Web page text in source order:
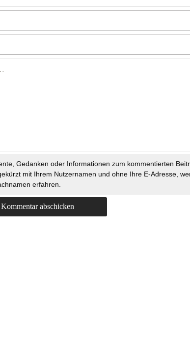
Gedanken oder Informationen zum kommentierten
mit Ihrem Nutzernamen und ohne Ihre E-Adresse,
erfahren.